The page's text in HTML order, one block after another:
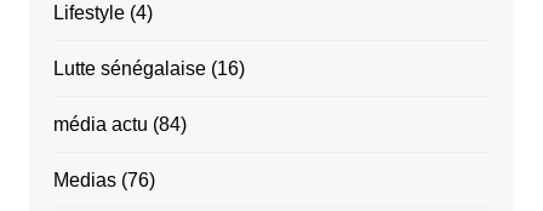
Lifestyle(4)
Lutte sénégalaise(16)
média actu (84)
Medias(76)